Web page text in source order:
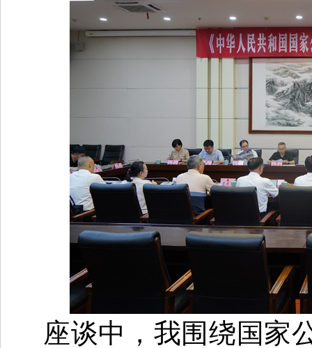
座谈中，我围绕国家